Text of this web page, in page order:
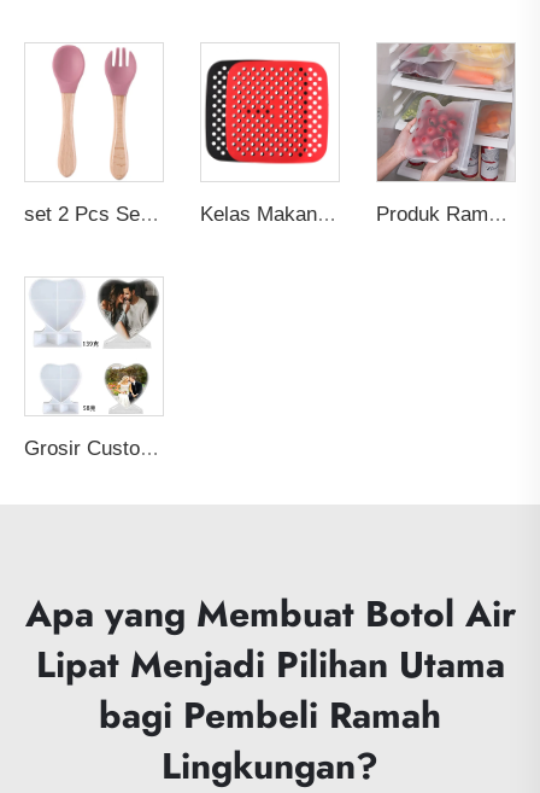
set 2 Pcs Sendok dan Garpu Bayi BPA-Free Food Grade Custom - Ujung Silikon Lunak dengan Gagang Kayu untuk Makan Bayi Kelas Makanan Non-stick Bebas BPA Tebal Reusable Oven Panggang Pizza Goreng Ayam Pastry Panggang Air Fryer Alas Silikon Liner Produk Ramah Lingkungan Terlaris 2026 Wadah Ritsleting Anti Bocor Pembungkus Makanan Segar Kantong Penyimpanan Makanan Reusable Ziplock Silikon PEVA
Grosir Custom Silicone DIY Cetakan Resin Frame Foto Seni Cetakan Hati Cetakan Epoksi Bahan Kerajinan untuk Membuat Kue Lilin
Apa yang Membuat Botol Air
Lipat Menjadi Pilihan Utama
bagi Pembeli Ramah
Lingkungan?